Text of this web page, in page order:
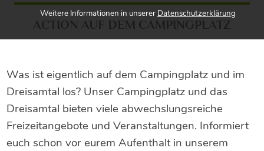
ACTION AUF DEM CAMPINGPLATZ
Was ist eigentlich auf dem Campingplatz und im
Dreisamtal los? Unser Campingplatz und das
Dreisamtal bieten viele abwechslungsreiche
Freizeitangebote und Veranstaltungen. Informiert
euch schon vor eurem Aufenthalt in unserem
Weitere Informationen in unserer Datenschutzerklärung